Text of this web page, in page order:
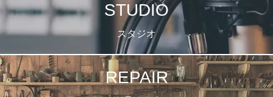
STUDIO
スタジオ
REPAIR